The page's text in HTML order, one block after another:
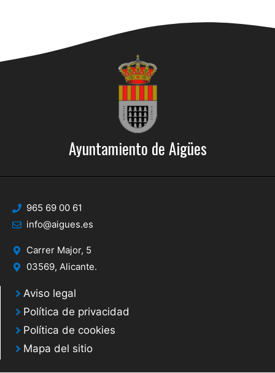
Ayuntamiento de Aigües
965 69 00 61
info@aigues.es
Carrer Major, 5
03569, Alicante.
Aviso legal
Política de privacidad
Política de cookies
Mapa del sitio